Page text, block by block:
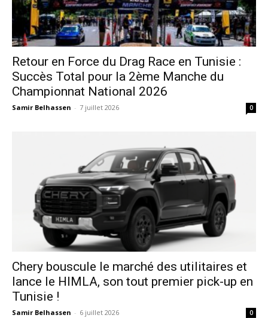
Retour en Force du Drag Race en Tunisie :
Succès Total pour la 2ème Manche du
Championnat National 2026
Samir Belhassen - 7 juillet 2026 0
Chery bouscule le marché des utilitaires et
lance le HIMLA, son tout premier pick-up en
Tunisie !
Samir Belhassen - 6 juillet 2026 0